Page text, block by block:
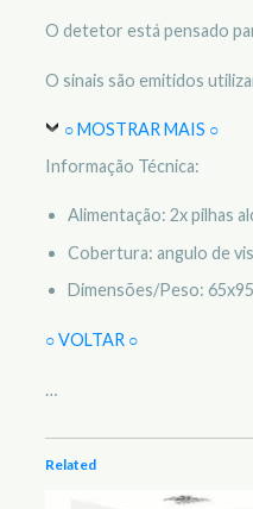
O detetor está pensado
O sinais são emitidos
○ MOSTRAR MAIS ○
Informação Técnica:
Alimentação: 2x pilhas
Cobertura: angulo de
Dimensões/Peso:
○ VOLTAR ○
…
Related